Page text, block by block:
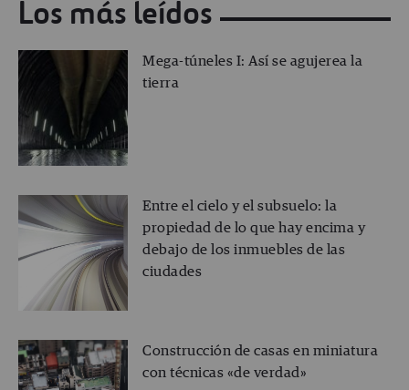
Los más leídos
Mega-túneles I: Así se agujerea la
tierra
Entre el cielo y el subsuelo: la
propiedad de lo que hay encima y
debajo de los inmuebles de las
ciudades
Construcción de casas en miniatura
con técnicas «de verdad»